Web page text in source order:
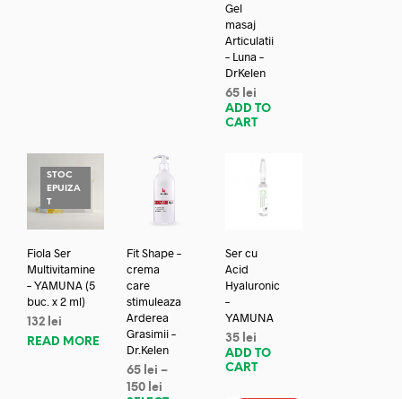
Gel
masaj
Articulatii
– Luna –
DrKelen
65 lei
ADD TO
CART
STOC
EPUIZA
T
Fiola Ser
Multivitamine
– YAMUNA (5
buc. x 2 ml)
132 lei
READ MORE
Fit Shape –
crema
care
stimuleaza
Arderea
Grasimii –
Dr.Kelen
65 lei –
150 lei
Ser cu
Acid
Hyaluronic
–
YAMUNA
35 lei
ADD TO
CART